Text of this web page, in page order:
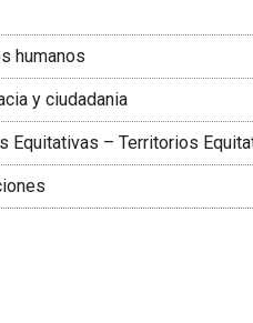
humanos
y ciudadania
Equitativas – Territorios